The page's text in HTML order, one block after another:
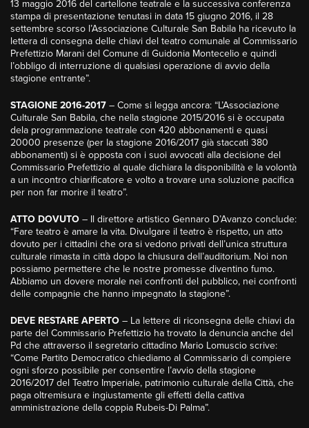
13 maggio 2016 del cartellone teatrale e la successiva conferenza
stampa di presentazione tenutasi in data 15 giugno 2016, il 28
settembre scorso l’Associazione Culturale San Babila ha ricevuto la
lettera di consegna delle chiavi del teatro comunale al Commissario
Prefettizio Marani del Comune di Guidonia Montecelio e quindi
l’obbligo di interruzione di qualsiasi operazione di avvio della
stagione entrante”.
STAGIONE 2016-2017 – Come si legga ancora: “L’Associazione
Culturale San Babila, che nella stagione 2015/2016 si è occupata
dela programmazione teatrale con 420 abbonamenti e quasi
20000 presenze (per la stagione 2016/2017 già staccati 380
abbonamenti) si è opposta con i suoi avvocati alla decisione del
Commissario Prefettizio al quale dichiara la disponibilità e la volontà
a un incontro chiarificatore e volto a trovare una soluzione pacifica
per non far morire il teatro”.
ATTO DOVUTO – Il direttore artistico Gennaro D’Avanzo conclude:
“Fare teatro è amare la vita. Divulgare il teatro è rispetto, un atto
dovuto per i cittadini che ora si vedono privati dell’unica struttura
culturale rimasta in città dopo la chiusura dell’auditorium. Noi non
possiamo permettere che le nostre promesse diventino fumo.
Abbiamo un dovere morale nei confronti del pubblico, nei confronti
delle compagnie che hanno impegnato la stagione”.
DEVE RESTARE APERTO – La lettere di riconsegna delle chiavi da
parte del Commissario Prefettizio ha trovato la denuncia anche del
Pd che attraverso il segretario cittadino Mario Lomuscio scrive:
“Come Partito Democratico chiediamo al Commissario di compiere
ogni sforzo possibile per consentire l’avvio della stagione
2016/2017 del Teatro Imperiale, patrimonio culturale della Città, che
paga oltremisura e ingiustamente gli effetti della cattiva
amministrazione della coppia Rubeis-Di Palma”.